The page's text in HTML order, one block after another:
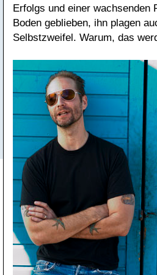
Erfolgs und einer wachsenden
Boden geblieben, ihn plagen
Selbstzweifel. Warum, das